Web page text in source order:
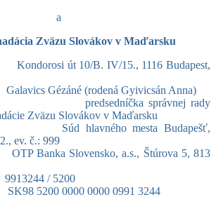
a
Zväzu Slovákov v Maďarsku
út 10/B. IV/15., 1116 Budapest,
Gézáné (rodená Gyivicsán Anna)
predsedníčka správnej rady
Zväzu Slovákov v Maďarsku
hlavného mesta Budapešť,
ev. č.: 999
Banka Slovensko, a.s., Štúrova 5, 813
/ 5200
0000 0000 0991 3244